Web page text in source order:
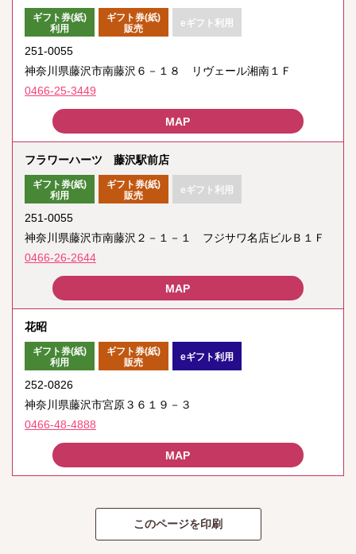
ギフト券(紙)
利用
ギフト券(紙)
販売
eギフト利用
251-0055
神奈川県藤沢市南藤沢６－１８ リヴェール湘南１Ｆ
0466-25-3449
フラワーハーツ 藤沢駅前店
ギフト券(紙)
利用
ギフト券(紙)
販売
eギフト利用
251-0055
神奈川県藤沢市南藤沢２－１－１ フジサワ名店ビルＢ１Ｆ
0466-26-2644
花昭
ギフト券(紙)
利用
ギフト券(紙)
販売
eギフト利用
252-0826
神奈川県藤沢市宮原３６１９－３
0466-48-4888